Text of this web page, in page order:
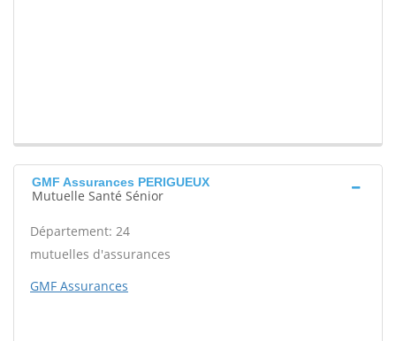
GMF Assurances PERIGUEUX
Mutuelle Santé Sénior
Département: 24
mutuelles d'assurances
GMF Assurances